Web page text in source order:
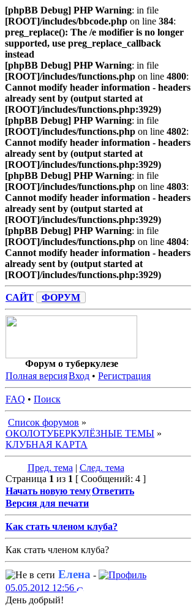
[phpBB Debug] PHP Warning: in file
[ROOT]/includes/bbcode.php on line 384:
preg_replace(): The /e modifier is no longer
supported, use preg_replace_callback
instead
[phpBB Debug] PHP Warning: in file
[ROOT]/includes/functions.php on line 4800:
Cannot modify header information - headers
already sent by (output started at
[ROOT]/includes/functions.php:3929)
[phpBB Debug] PHP Warning: in file
[ROOT]/includes/functions.php on line 4802:
Cannot modify header information - headers
already sent by (output started at
[ROOT]/includes/functions.php:3929)
[phpBB Debug] PHP Warning: in file
[ROOT]/includes/functions.php on line 4803:
Cannot modify header information - headers
already sent by (output started at
[ROOT]/includes/functions.php:3929)
[phpBB Debug] PHP Warning: in file
[ROOT]/includes/functions.php on line 4804:
Cannot modify header information - headers
already sent by (output started at
[ROOT]/includes/functions.php:3929)
САЙТ ФОРУМ
Форум о туберкулезе
Полная версияВход • Регистрация
FAQ • Поиск
Список форумов »
ОКОЛОТУБЕРКУЛЁЗНЫЕ ТЕМЫ »
КЛУБНАЯ КАРТА
Пред. тема | След. тема
Страница 1 из 1 [ Сообщений: 4 ]
Начать новую темуОтветить
Версия для печати
Как стать членом клуба?
Как стать членом клуба?
Елена -
05.05.2012 12:56
День добрый!